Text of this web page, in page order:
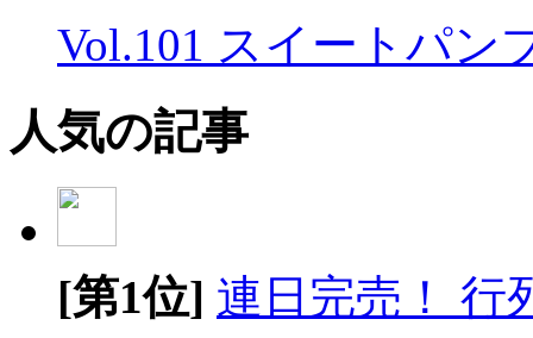
Vol.101 スイートパン
人気の記事
[第1位] 連日完売！ 行